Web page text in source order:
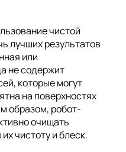
чистой
лучших результатов
или
не содержит
которые могут
на поверхностях
образом, робот-
очищать
чистоту и блеск.